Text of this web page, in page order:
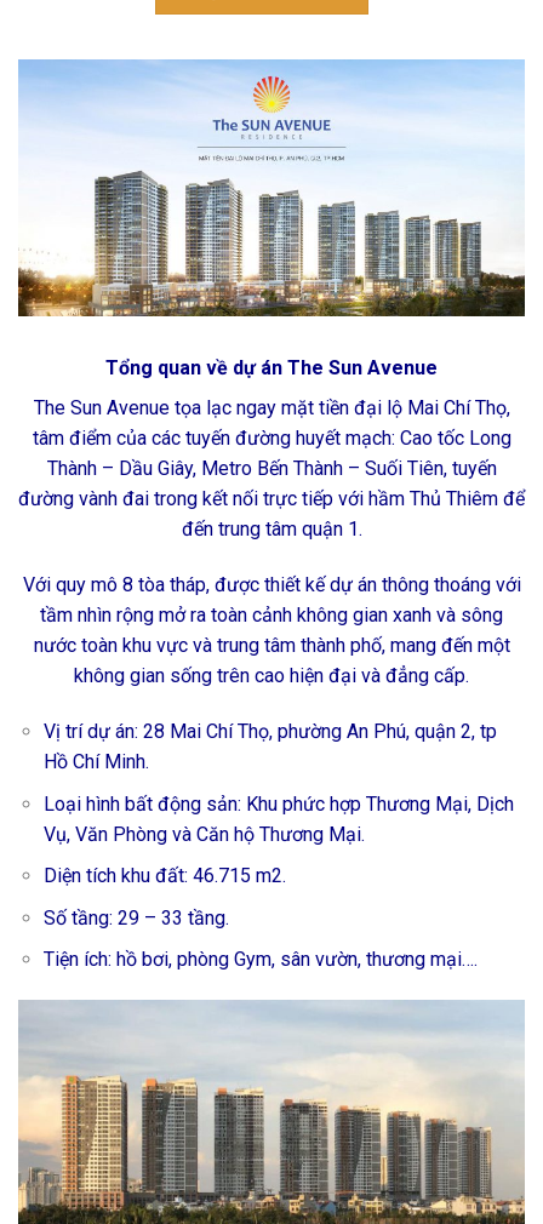
Tổng quan về dự án The Sun Avenue
The Sun Avenue tọa lạc ngay mặt tiền đại lộ Mai Chí Thọ,
tâm điểm của các tuyến đường huyết mạch: Cao tốc Long
Thành – Dầu Giây, Metro Bến Thành – Suối Tiên, tuyến
đường vành đai trong kết nối trực tiếp với hầm Thủ Thiêm để
đến trung tâm quận 1.
Với quy mô 8 tòa tháp, được thiết kế dự án thông thoáng với
tầm nhìn rộng mở ra toàn cảnh không gian xanh và sông
nước toàn khu vực và trung tâm thành phố, mang đến một
không gian sống trên cao hiện đại và đẳng cấp.
Vị trí dự án: 28 Mai Chí Thọ, phường An Phú, quận 2, tp
Hồ Chí Minh.
Loại hình bất động sản: Khu phức hợp Thương Mại, Dịch
Vụ, Văn Phòng và Căn hộ Thương Mại.
Diện tích khu đất: 46.715 m2.
Số tầng: 29 – 33 tầng.
Tiện ích: hồ bơi, phòng Gym, sân vườn, thương mại….